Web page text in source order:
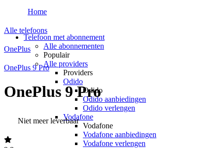
Telefoon met abonnement
Alle abonnementen
Populair
Alle providers
Providers
Odido
Odido
Odido aanbiedingen
Odido verlengen
Vodafone
Vodafone
Vodafone aanbiedingen
Vodafone verlengen
Home
Alle telefoons
OnePlus
OnePlus 9 Pro
OnePlus 9 Pro
Niet meer leverbaar